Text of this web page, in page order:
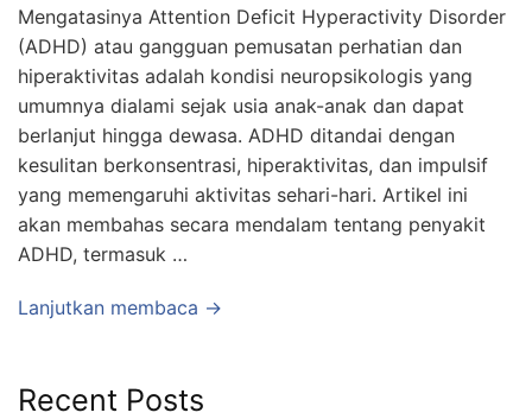
Mengatasinya Attention Deficit Hyperactivity Disorder
(ADHD) atau gangguan pemusatan perhatian dan
hiperaktivitas adalah kondisi neuropsikologis yang
umumnya dialami sejak usia anak-anak dan dapat
berlanjut hingga dewasa. ADHD ditandai dengan
kesulitan berkonsentrasi, hiperaktivitas, dan impulsif
yang memengaruhi aktivitas sehari-hari. Artikel ini
akan membahas secara mendalam tentang penyakit
ADHD, termasuk …
Lanjutkan membaca →
Recent Posts